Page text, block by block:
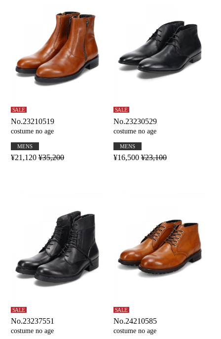
SALE
No.23210519
costume no age
MENS
¥21,120 ¥35,200
SALE
No.23230529
costume no age
MENS
¥16,500 ¥23,100
SALE
No.23237551
costume no age
SALE
No.24210585
costume no age